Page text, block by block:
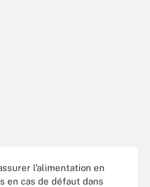
l’alimentation en
en cas de défaut dans